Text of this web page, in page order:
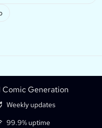
Generation
Weekly updates
99.9% uptime